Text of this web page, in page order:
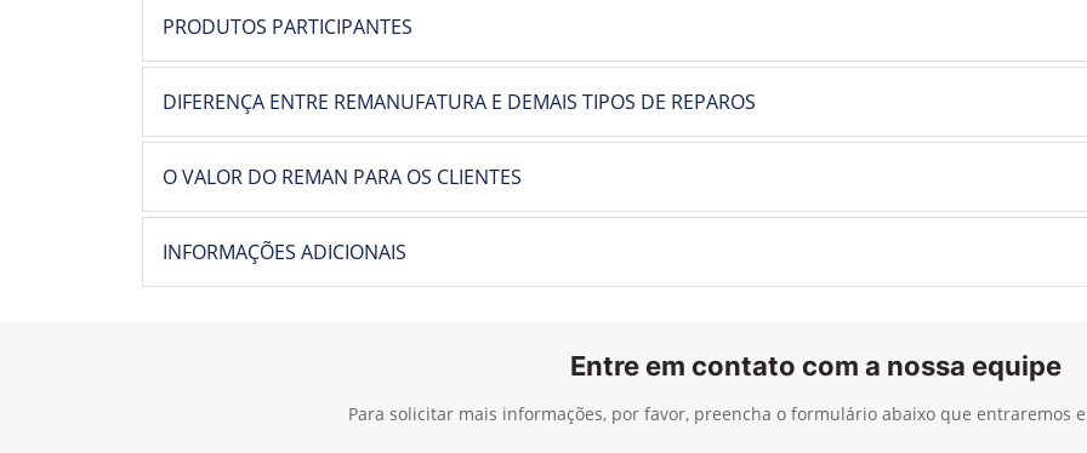
PRODUTOS PARTICIPANTES
DIFERENÇA ENTRE REMANUFATURA E DEMAIS TIPOS DE REPAROS
O VALOR DO REMAN PARA OS CLIENTES
INFORMAÇÕES ADICIONAIS
Entre em contato com a nossa equipe
Para solicitar mais informações, por favor, preencha o formulário abaixo que entraremos